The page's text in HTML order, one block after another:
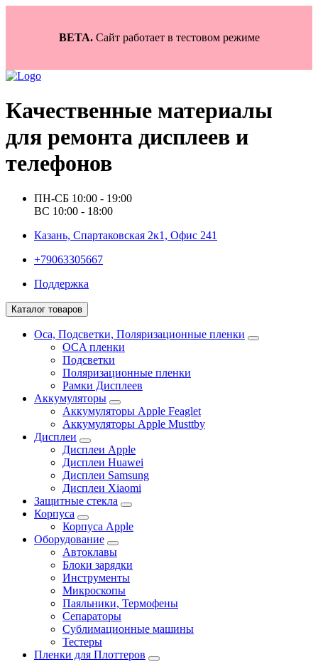
BETA.Сайт работает в тестовом режиме
Качественные материалы
для ремонта дисплеев и
телефонов
ПН-СБ 10:00 - 19:00
ВС 10:00 - 18:00
Казань, Спартаковская 2к1, Офис 241
+79063305667
Поддержка
Каталог товаров
Oca, Подсветки, Поляризационные пленки
OCA пленки
Подсветки
Поляризационные пленки
Рамки Дисплеев
Аккумуляторы
Аккумуляторы Apple Feaglet
Аккумуляторы Apple Musttby
Дисплеи
Дисплеи Apple
Дисплеи Huawei
Дисплеи Samsung
Дисплеи Xiaomi
Защитные стекла
Корпуса
Корпуса Apple
Оборудование
Автоклавы
Блоки зарядки
Инструменты
Микроскопы
Паяльники, Термофены
Сепараторы
Сублимационные машины
Тестеры
Пленки для Плоттеров